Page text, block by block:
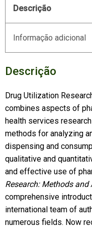
Descrição
Informação adicional
Descrição
Drug Utilization
combines aspects of
health services
methods for analyzing
dispensing and
qualitative and
and effective use of
Research: Methods
comprehensive
international team of
numerous fields. Now